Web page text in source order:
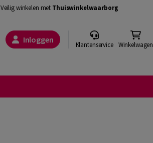
Veilig winkelen met Thuiswinkelwaarborg
Inloggen Klantenservice Winkelwagen